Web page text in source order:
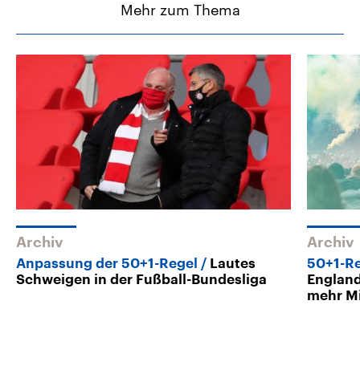
Mehr zum Thema
Archiv
Anpassung der 50+1-Regel
Lautes
Schweigen in der Fußball-Bundesliga
Archiv
50+1-
mehr